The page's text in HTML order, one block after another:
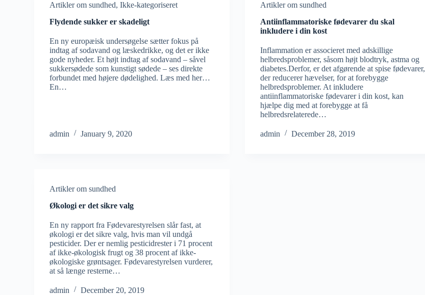
Artikler om sundhed,Ikke-kategoriseret
Flydende sukker er skadeligt
En ny europæisk undersøgelse sætter fokus på
indtag af sodavand og læskedrikke, og det er ikke
gode nyheder. Et højt indtag af sodavand – såvel
sukkersødede som kunstigt sødede – ses direkte
forbundet med højere dødelighed. Læs med her…
En…
admin January 9, 2020
Artikler om sundhed
Antiinflammatoriske fødevarer du skal
inkludere i din kost
Inflammation er associeret med adskillige
helbredsproblemer, såsom højt blodtryk, astma og
diabetes.Derfor, er det afgørende at spise fødevarer,
der reducerer hævelser, for at forebygge
helbredsproblemer. At inkludere
antiinflammatoriske fødevarer i din kost, kan
hjælpe dig med at forebygge at få
helbredsrelaterede…
admin December 28, 2019
Artikler om sundhed
Økologi er det sikre valg
En ny rapport fra Fødevarestyrelsen slår fast, at
økologi er det sikre valg, hvis man vil undgå
pesticider. Der er nemlig pesticidrester i 71 procent
af ikke-økologisk frugt og 38 procent af ikke-
økologiske grøntsager. Fødevarestyrelsen vurderer,
at så længe resterne…
admin December 20, 2019